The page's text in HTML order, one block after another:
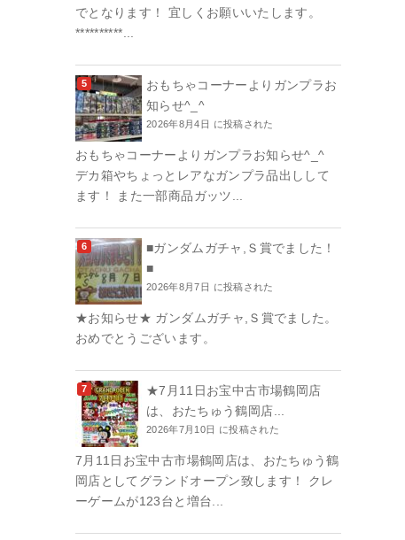
でとなります！ 宜しくお願いいたします。
**********...
おもちゃコーナーよりガンプラお
知らせ^_^
2026年8月4日 に投稿された
おもちゃコーナーよりガンプラお知らせ^_^
デカ箱やちょっとレアなガンプラ品出しして
ます！ また一部商品ガッツ...
■ガンダムガチャ,Ｓ賞でました！
■
2026年8月7日 に投稿された
★お知らせ★ ガンダムガチャ,Ｓ賞でました。
おめでとうございます。
★7月11日お宝中古市場鶴岡店
は、おたちゅう鶴岡店...
2026年7月10日 に投稿された
7月11日お宝中古市場鶴岡店は、おたちゅう鶴
岡店としてグランドオープン致します！ クレ
ーゲームが123台と増台...